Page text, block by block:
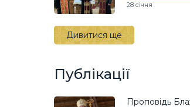
28 січня
Дивитися ще
Публікації
Проповідь